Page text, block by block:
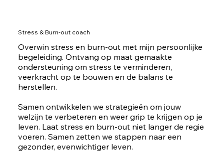
Overwin stress en burn-out met mijn persoonlijke
begeleiding. Ontvang op maat gemaakte
ondersteuning om stress te verminderen,
veerkracht op te bouwen en de balans te
herstellen.
Samen ontwikkelen we strategieën om jouw
welzijn te verbeteren en weer grip te krijgen op je
leven. Laat stress en burn-out niet langer de regie
voeren. Samen zetten we stappen naar een
gezonder, evenwichtiger leven.
Stress & Burn-out coach